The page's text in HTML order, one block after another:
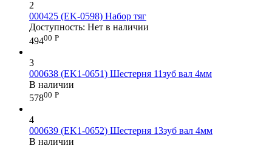
2
000425 (EK-0598) Набор тяг
Доступность: Нет в наличии
49400 Р
3
000638 (EK1-0651) Шестерня 11зуб вал 4мм
В наличии
57800 Р
4
000639 (EK1-0652) Шестерня 13зуб вал 4мм
В наличии